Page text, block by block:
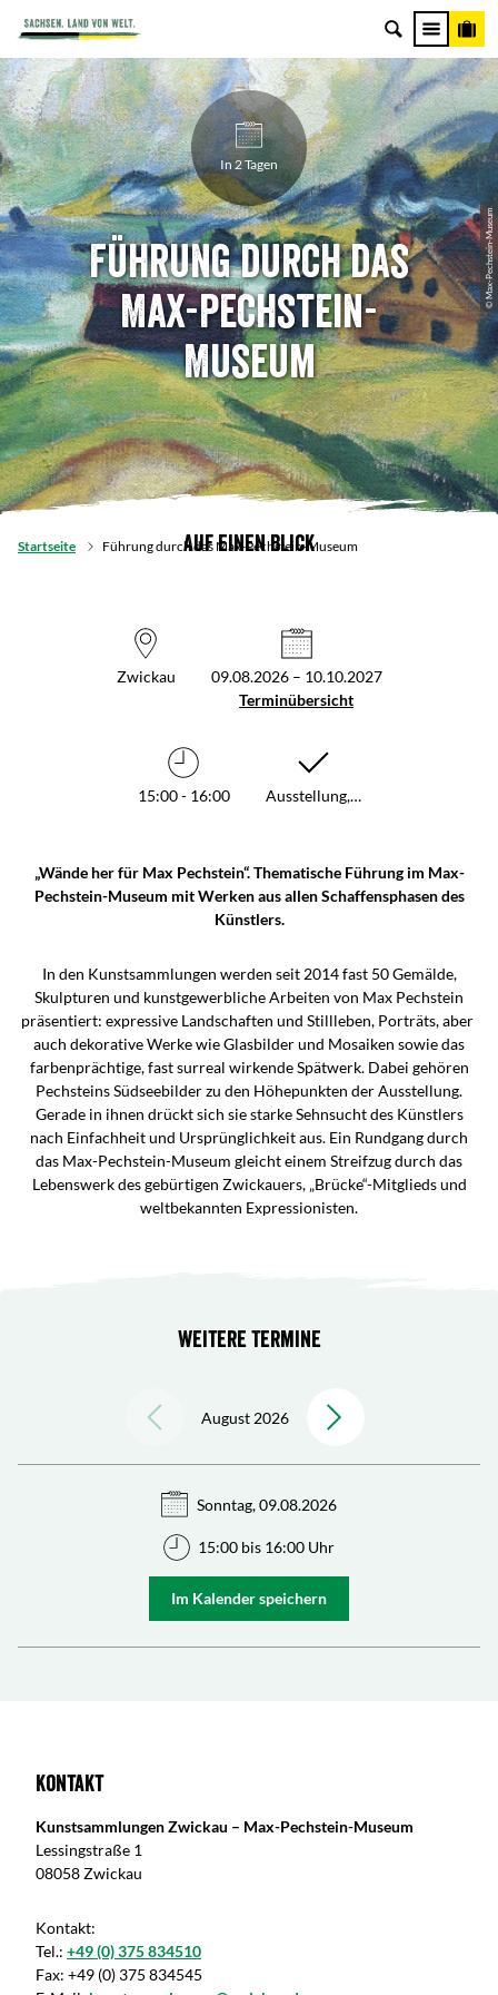
© Max-Pechstein-Museum
In 2 Tagen
Führung durch das
Max-Pechstein-
Museum
Startseite Führung durch das Max-Pechstein-Museum
Auf einen Blick
Zwickau
09.08.2026 – 10.10.2027
Terminübersicht
15:00 - 16:00 Ausstellung,…
„Wände her für Max Pechstein“. Thematische Führung im Max-
Pechstein-Museum mit Werken aus allen Schaffensphasen des
Künstlers.
In den Kunstsammlungen werden seit 2014 fast 50 Gemälde,
Skulpturen und kunstgewerbliche Arbeiten von Max Pechstein
präsentiert: expressive Landschaften und Stillleben, Porträts, aber
auch dekorative Werke wie Glasbilder und Mosaiken sowie das
farbenprächtige, fast surreal wirkende Spätwerk. Dabei gehören
Pechsteins Südseebilder zu den Höhepunkten der Ausstellung.
Gerade in ihnen drückt sich sie starke Sehnsucht des Künstlers
nach Einfachheit und Ursprünglichkeit aus. Ein Rundgang durch
das Max-Pechstein-Museum gleicht einem Streifzug durch das
Lebenswerk des gebürtigen Zwickauers, „Brücke“-Mitglieds und
weltbekannten Expressionisten.
Weitere Termine
August 2026
Sonntag, 09.08.2026
15:00 bis 16:00 Uhr
Im Kalender speichern
Kontakt
Kunstsammlungen Zwickau – Max-Pechstein-Museum
Lessingstraße 1
08058 Zwickau
Kontakt:
Tel.: +49 (0) 375 834510
Fax: +49 (0) 375 834545